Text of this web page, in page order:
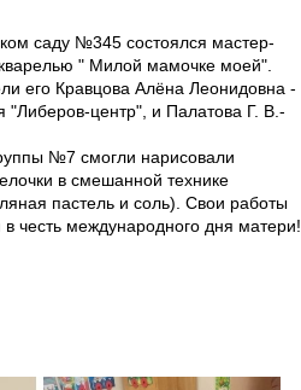
саду №345 состоялся мастер-
" Милой мамочке моей".
его Кравцова Алёна Леонидовна -
"Либеров-центр", и Палатова Г. В.-
№7 смогли нарисовали
в смешанной технике
пастель и соль). Свои работы
честь международного дня матери!